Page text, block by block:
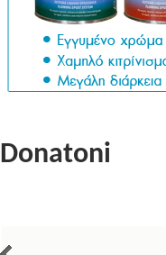
Donatoni